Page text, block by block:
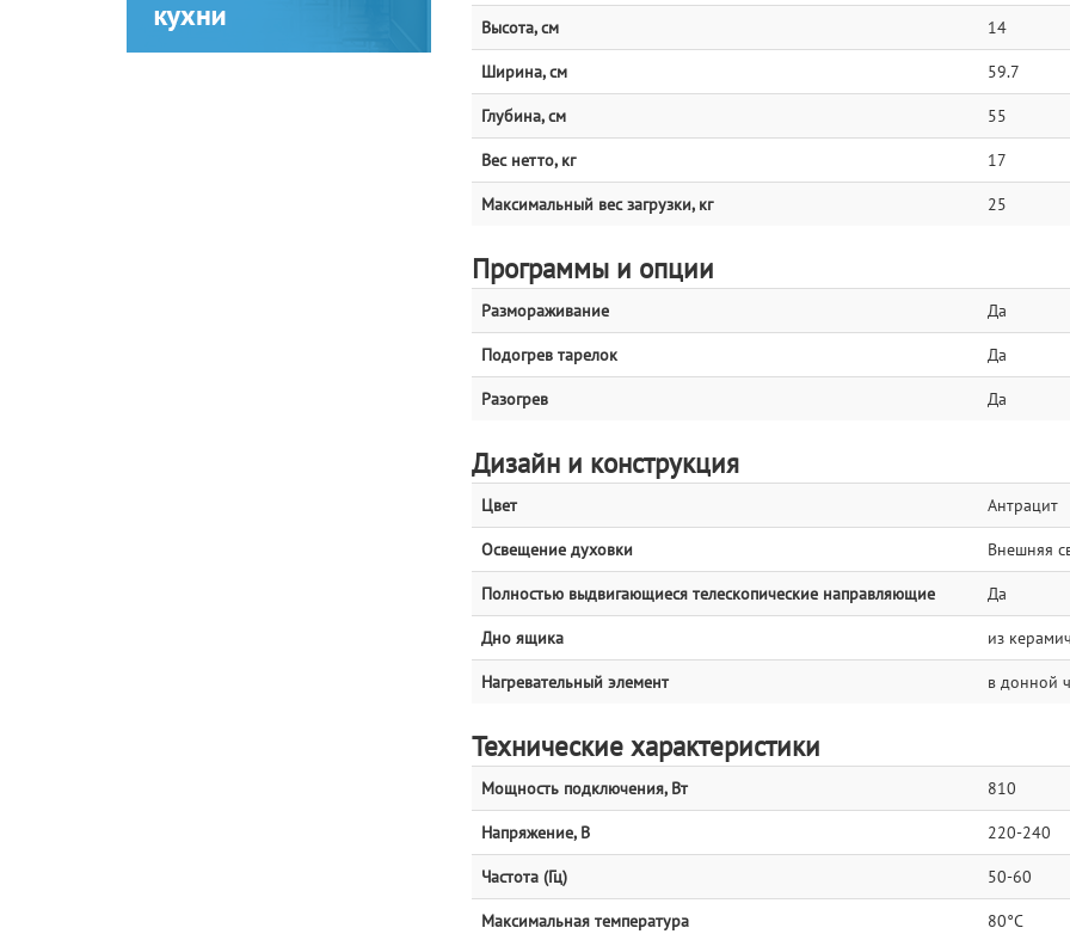
Высота, см 14
Ширина, см 59.7
Глубина, см 55
Вес нетто, кг 17
Максимальный вес загрузки, кг 25
Программы и опции
Размораживание Да
Подогрев тарелок Да
Разогрев Да
Дизайн и конструкция
Цвет Антрацит
Освещение духовки Внешняя
Полностью выдвигающиеся телескопические направляющие Да
Дно ящика из
Нагревательный элемент в донной
Технические характеристики
Мощность подключения, Вт 810
Напряжение, В 220-240
Частота (Гц) 50-60
Максимальная температура 80°C